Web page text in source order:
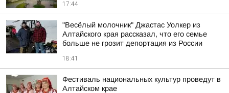
17:44
"Весёлый молочник" Джастас Уолкер из
Алтайского края рассказал, что его семье
больше не грозит депортация из России
18:41
Фестиваль национальных культур проведут в
Алтайском крае